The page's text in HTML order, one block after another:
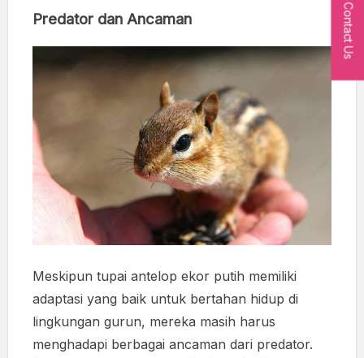
Predator dan Ancaman
Meskipun tupai antelop ekor putih memiliki
adaptasi yang baik untuk bertahan hidup di
lingkungan gurun, mereka masih harus
menghadapi berbagai ancaman dari predator.
Contact Us